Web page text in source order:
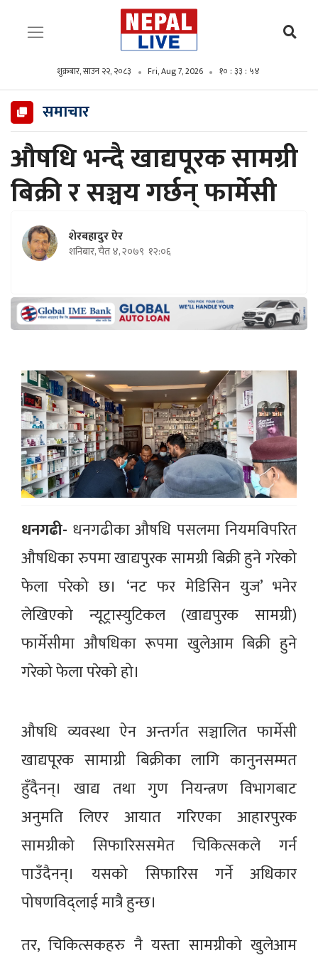
शुक्रबार, साउन २२, २०८३ Fri, Aug 7, 2026 १० : ३३ : ५५
समाचार
औषधि भन्दै खाद्यपूरक सामग्री
बिक्री र सञ्चय गर्छन् फार्मेसी
शेरबहादुर ऐर
शनिबार, चैत ४, २०७९ १२:०६
धनगढी- धनगढीका औषधि पसलमा नियमविपरित
औषधिका रुपमा खाद्यपुरक सामग्री बिक्री हुने गरेको
फेला परेको छ। ‘नट फर मेडिसिन युज’ भनेर
लेखिएको न्यूट्रास्युटिकल (खाद्यपुरक सामग्री)
फार्मेसीमा औषधिका रूपमा खुलेआम बिक्री हुने
गरेको फेला परेको हो।
औषधि व्यवस्था ऐन अन्तर्गत सञ्चालित फार्मेसी
खाद्यपूरक सामाग्री बिक्रीका लागि कानुनसम्मत
हुँदैनन्। खाद्य तथा गुण नियन्त्रण विभागबाट
अनुमति लिएर आयात गरिएका आहारपुरक
सामग्रीको सिफारिससमेत चिकित्सकले गर्न
पाउँदैनन्। यसको सिफारिस गर्ने अधिकार
पोषणविद्लाई मात्रै हुन्छ।
तर, चिकित्सकहरु नै यस्ता सामग्रीको खुलेआम